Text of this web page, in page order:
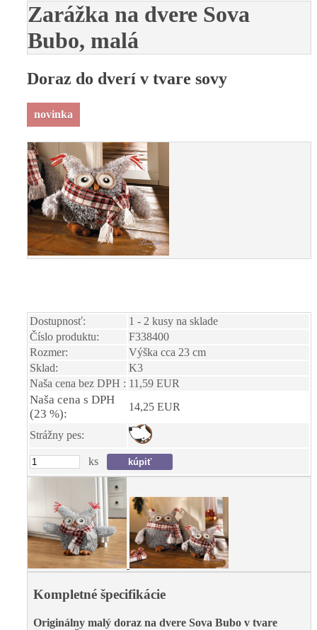
Zarážka na dvere Sova
Bubo, malá
Doraz do dverí v tvare sovy
novinka
Dostupnosť:
1 - 2 kusy na sklade
Číslo produktu:
F338400
Rozmer:
Výška cca 23 cm
Sklad:
K3
Naša cena bez DPH : 11,59 EUR
Naša cena s DPH
(23 %):
14,25 EUR
Strážny pes:
ks
Kompletné špecifikácie
Originálny malý doraz na dvere Sova Bubo v tvare